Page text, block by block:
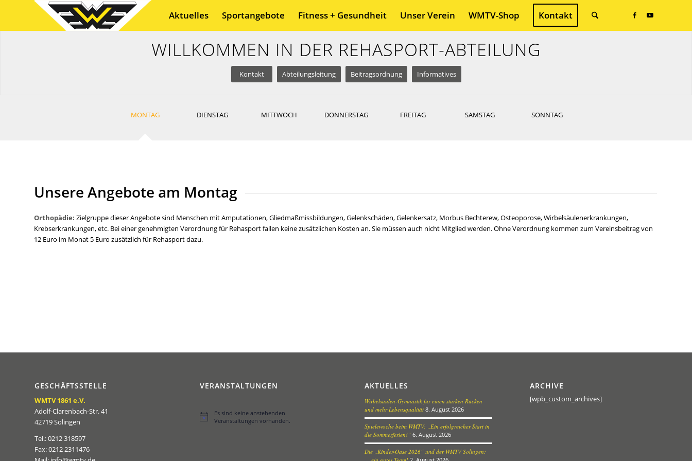
Aktuelles Sportangebote Fitness + Gesundheit Unser Verein WMTV-Shop Kontakt
WILLKOMMEN IN DER REHASPORT-ABTEILUNG
Kontakt Abteilungsleitung Beitragsordnung Informatives
MONTAG DIENSTAG MITTWOCH DONNERSTAG FREITAG SAMSTAG SONNTAG
Unsere Angebote am Montag
Orthopädie: Zielgruppe dieser Angebote sind Menschen mit Amputationen, Gliedmaßmissbildungen, Gelenkschäden, Gelenkersatz, Morbus Bechterew, Osteoporose, Wirbelsäulenerkrankungen,
Krebserkrankungen, etc. Bei einer genehmigten Verordnung für Rehasport fallen keine zusätzlichen Kosten an. Sie müssen auch nicht Mitglied werden. Ohne Verordnung kommen zum Vereinsbeitrag von
12 Euro im Monat 5 Euro zusätzlich für Rehasport dazu.
GESCHÄFTSSTELLE
WMTV 1861 e.V.
Adolf-Clarenbach-Str. 41
42719 Solingen
Tel.: 0212 318597
Fax: 0212 2311476
VERANSTALTUNGEN
Hinweis
Es sind keine anstehenden
Veranstaltungen vorhanden.
AKTUELLES
Wirbelsäulen-Gymnastik für einen starken Rücken
und mehr Lebensqualität 8. August 2026
Spielewoche beim WMTV: „Ein erfolgreicher Start in
die Sommerferien!“ 6. August 2026
Die „Kinder-Oase 2026“ und der WMTV Solingen:
ARCHIVE
[wpb_custom_archives]